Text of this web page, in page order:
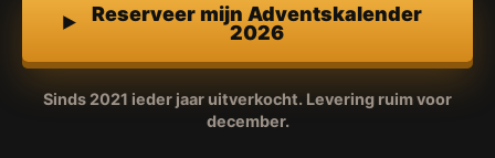
Reserveer mijn Adventskalender
2026
Sinds 2021 ieder jaar uitverkocht. Levering ruim voor
december.